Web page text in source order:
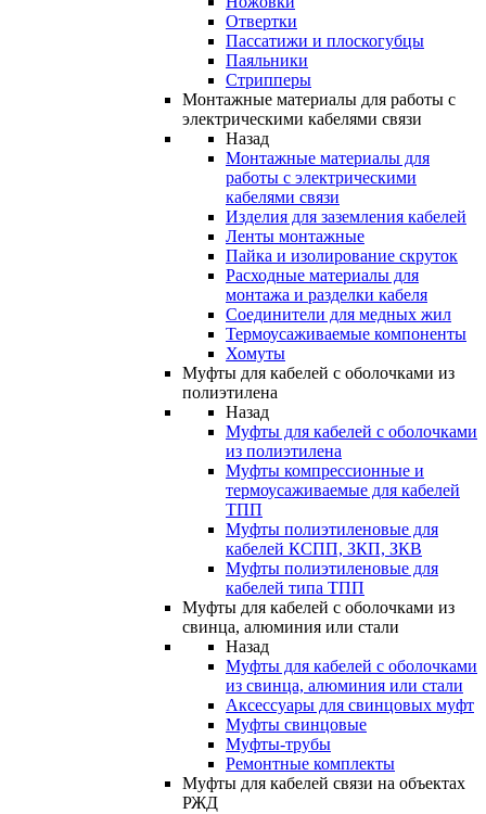
Отвертки
Пассатижи и плоскогубцы
Паяльники
Стрипперы
Монтажные материалы для работы с
электрическими кабелями связи
Назад
Монтажные материалы для
работы с электрическими
кабелями связи
Изделия для заземления кабелей
Ленты монтажные
Пайка и изолирование скруток
Расходные материалы для
монтажа и разделки кабеля
Соединители для медных жил
Термоусаживаемые компоненты
Хомуты
Муфты для кабелей с оболочками из
полиэтилена
Назад
Муфты для кабелей с оболочками
из полиэтилена
Муфты компрессионные и
термоусаживаемые для кабелей
ТПП
Муфты полиэтиленовые для
кабелей КСПП, ЗКП, ЗКВ
Муфты полиэтиленовые для
кабелей типа ТПП
Муфты для кабелей с оболочками из
свинца, алюминия или стали
Назад
Муфты для кабелей с оболочками
из свинца, алюминия или стали
Аксессуары для свинцовых муфт
Муфты свинцовые
Муфты-трубы
Ремонтные комплекты
Муфты для кабелей связи на объектах
РЖД